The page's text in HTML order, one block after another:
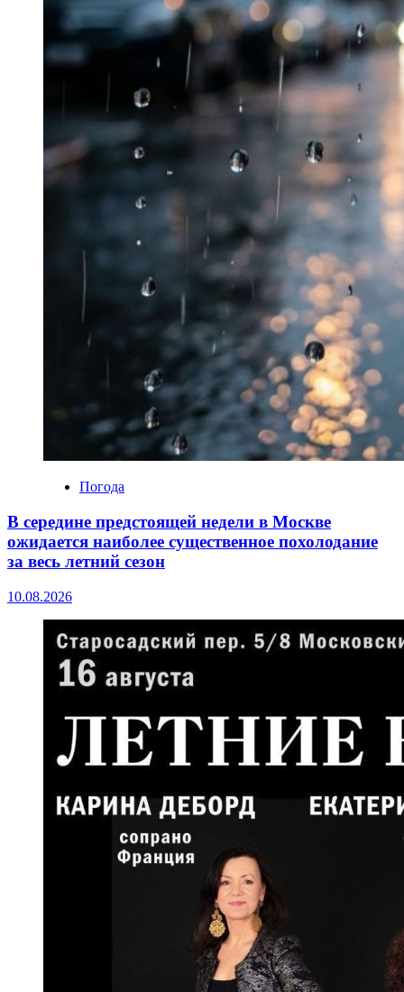
Погода
В середине предстоящей недели в Москве
ожидается наиболее существенное похолодание
за весь летний сезон
10.08.2026